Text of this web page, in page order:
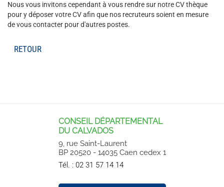
Nous vous invitons cependant à vous rendre sur notre CV thèque
pour y déposer votre CV afin que nos recruteurs soient en mesure
de vous contacter pour d'autres postes.
RETOUR
CONSEIL DÉPARTEMENTAL
DU CALVADOS
9, rue Saint-Laurent
BP 20520 - 14035 Caen cedex 1
Tél. : 02 31 57 14 14